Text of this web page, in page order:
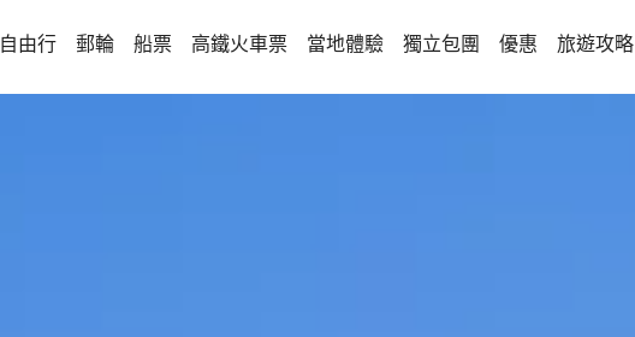
自由行 郵輪 船票 高鐵火車票 當地體驗 獨立包團 優惠 旅遊攻略